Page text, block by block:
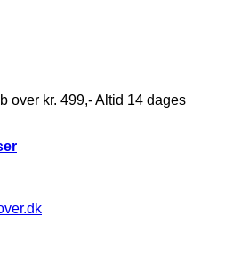
over kr. 499,- Altid 14 dages